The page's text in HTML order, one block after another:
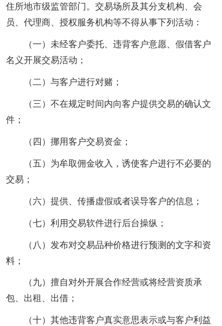
住所地市级监管部门。交易场所及其分支机构、会
员、代理商、授权服务机构等不得从事下列活动：
（一）未经客户委托、违背客户意愿、假借客户
名义开展交易活动；
（二）与客户进行对赌；
（三）不在规定时间内向客户提供交易的确认文
件；
（四）挪用客户交易资金；
（五）为牟取佣金收入，诱使客户进行不必要的
交易；
（六）提供、传播虚假或者误导客户的信息；
（七）利用交易软件进行后台操纵；
（八）发布对交易品种价格进行预测的文字和资
料；
（九）擅自对外开展合作经营或将经营资质承
包、出租、出借；
（十）其他违背客户真实意思表示或与客户利益